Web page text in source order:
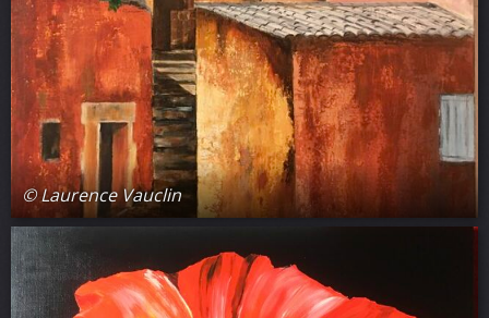
© Laurence Vauclin